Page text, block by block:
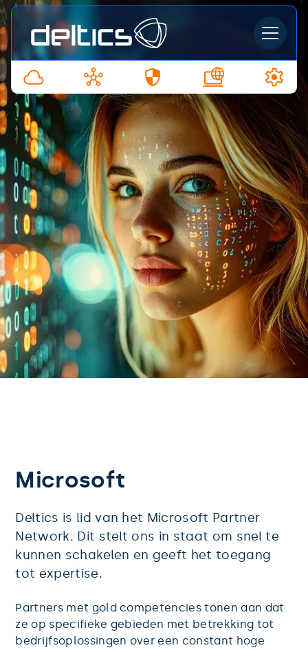
Microsoft
Deltics is lid van het Microsoft Partner
Network. Dit stelt ons in staat om snel te
kunnen schakelen en geeft het toegang
tot expertise.
Partners met gold competencies tonen aan dat
ze op specifieke gebieden met betrekking tot
bedrijfsoplossingen over een constant hoge